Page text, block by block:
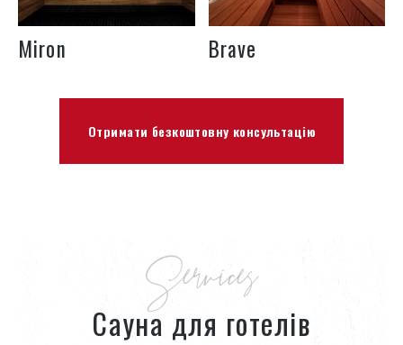
Miron Brave
Отримати безкоштовну консультацію
Services
Сауна для готелів